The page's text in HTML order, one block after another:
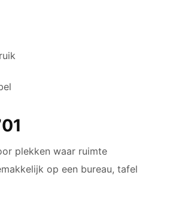
plekken waar ruimte
op een bureau, tafel